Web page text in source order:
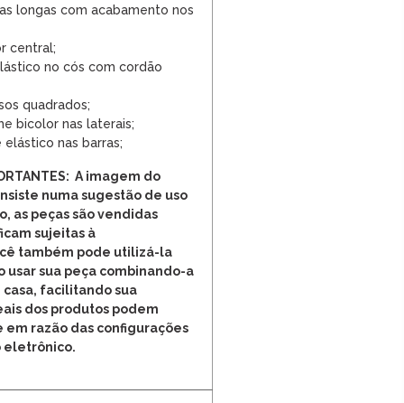
longas com acabamento nos
central;
no cós com cordão
quadrados;
bicolor nas laterais;
nas barras;
A imagem do
numa sugestão de uso
as peças são vendidas
sujeitas à
também pode utilizá-la
usar sua peça combinando-a
casa, facilitando sua
dos produtos podem
razão das configurações
eletrônico.